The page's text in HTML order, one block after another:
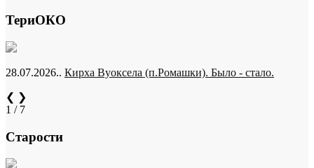
ТериОКО
28.07.2026.. Кирха Вуоксела (п.Ромашки). Было - стало.
❮ ❯
1 / 7
Старости